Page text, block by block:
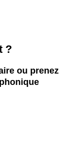
?
ou prenez